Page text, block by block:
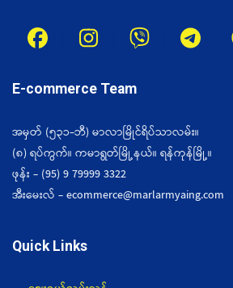
E-commerce Team
အမှတ် (၅၃၁-ဘီ) မာလာမြိုင်ရိပ်သာလမ်း။
(၈) ရပ်ကွက်။ ကမာရွတ်မြို့နယ်။ ရန်ကုန်မြို့။
ဖုန်း - (95) 9 79999 3322
အီးမေးလ် - ecommerce@marlarmyaing.com
Quick Links